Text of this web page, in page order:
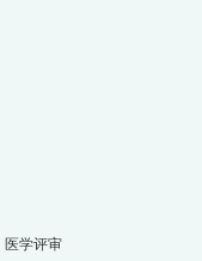
医学评审